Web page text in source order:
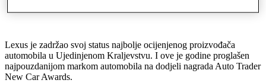
Lexus je zadržao svoj status najbolje ocijenjenog proizvođača
automobila u Ujedinjenom Kraljevstvu. I ove je godine proglašen
najpouzdanijom markom automobila na dodjeli nagrada Auto Trader
New Car Awards.